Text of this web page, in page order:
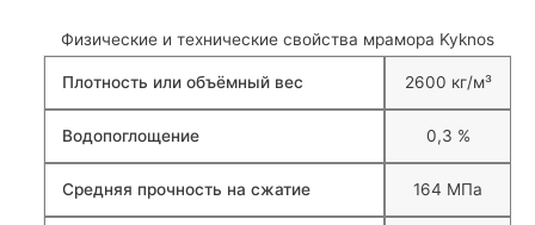
Физические и технические свойства мрамора Kyknos
Плотность или объёмный вес 2600 кг/м³
Водопоглощение 0,3 %
Средняя прочность на сжатие 164 МПа